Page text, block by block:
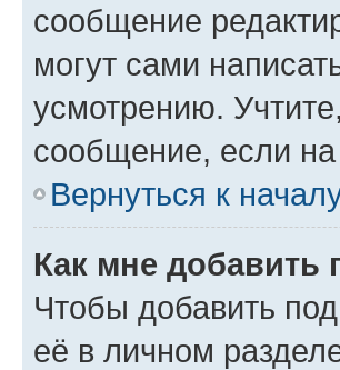
сообщение
могут сами
усмотрению.
сообщение, если на
Вернуться к
Как мне
Чтобы добавить
её в личном